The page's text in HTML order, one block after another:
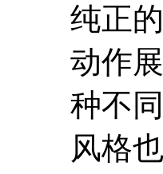
纯正
动作
种不
风格